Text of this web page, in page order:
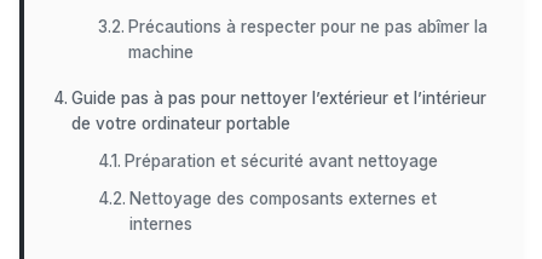
Précautions à respecter pour ne pas abîmer la
machine
Guide pas à pas pour nettoyer l’extérieur et l’intérieur
de votre ordinateur portable
Préparation et sécurité avant nettoyage
Nettoyage des composants externes et
internes